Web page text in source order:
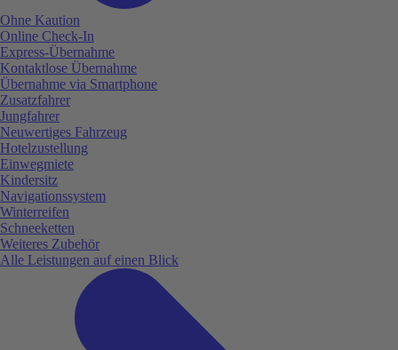
Ohne Kaution
Online Check-In
Express-Übernahme
Kontaktlose Übernahme
Übernahme via Smartphone
Zusatzfahrer
Jungfahrer
Neuwertiges Fahrzeug
Hotelzustellung
Einwegmiete
Kindersitz
Navigationssystem
Winterreifen
Schneeketten
Weiteres Zubehör
Alle Leistungen auf einen Blick